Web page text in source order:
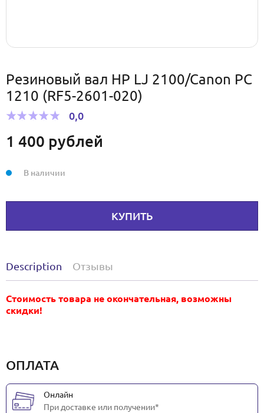
Резиновый вал HP LJ 2100/Canon PC
1210 (RF5-2601-020)
0,0
1 400 рублей
КУПИТЬ
В наличии
Description Отзывы
Стоимость товара не окончательная, возможны
скидки!
ОПЛАТА
Онлайн
При доставке или получении*